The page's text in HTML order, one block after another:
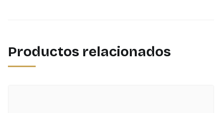
Productos relacionados